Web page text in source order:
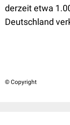
derzeit etwa
Deutschland
© Copyright